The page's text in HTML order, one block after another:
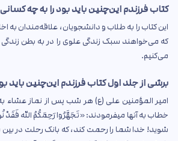
کتاب فرزندم این‌چنین باید بود را به چه
این کتاب را به طلاب و دانشجویان، علاقه‌مندان به
که می‌خواهند سبک زندگی علوی را در به بطن
می‌کنیم.
برشی از جلد اول کتاب فرزندم این‌چنین باید
امیر المؤمنین على (ع) هر شب پس از نماز عشاء به
خطاب به آنها میفرمودند: «تَجَهَّرُوا رَحِمَکُمُ الله فَقَدْ
شوید! خدا شما را رحمت کند، که بانک رحلت در